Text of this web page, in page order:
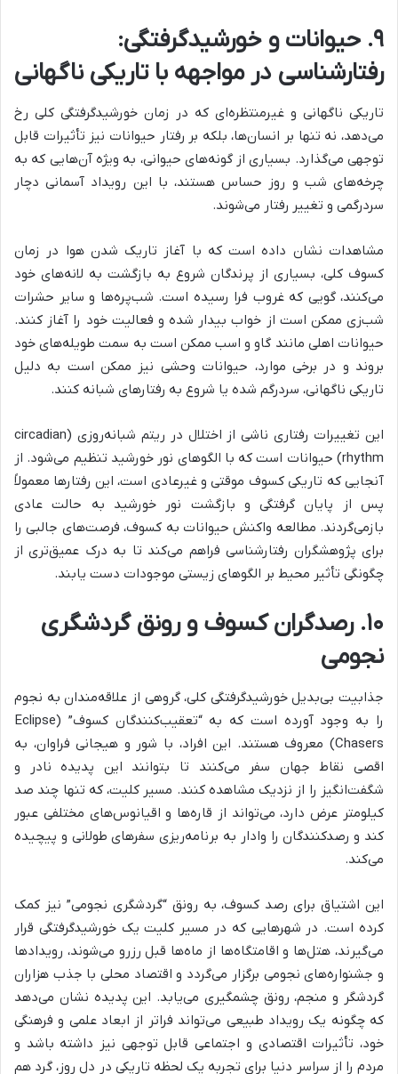
۹. حیوانات و خورشیدگرفتگی:
رفتارشناسی در مواجهه با تاریکی ناگهانی
تاریکی ناگهانی و غیرمنتظره‌ای که در زمان خورشیدگرفتگی کلی رخ
می‌دهد، نه تنها بر انسان‌ها، بلکه بر رفتار حیوانات نیز تأثیرات قابل
توجهی می‌گذارد. بسیاری از گونه‌های حیوانی، به ویژه آن‌هایی که به
چرخه‌های شب و روز حساس هستند، با این رویداد آسمانی دچار
سردرگمی و تغییر رفتار می‌شوند.
مشاهدات نشان داده است که با آغاز تاریک شدن هوا در زمان
کسوف کلی، بسیاری از پرندگان شروع به بازگشت به لانه‌های خود
می‌کنند، گویی که غروب فرا رسیده است. شب‌پره‌ها و سایر حشرات
شب‌زی ممکن است از خواب بیدار شده و فعالیت خود را آغاز کنند.
حیوانات اهلی مانند گاو و اسب ممکن است به سمت طویله‌های خود
بروند و در برخی موارد، حیوانات وحشی نیز ممکن است به دلیل
تاریکی ناگهانی، سردرگم شده یا شروع به رفتارهای شبانه کنند.
این تغییرات رفتاری ناشی از اختلال در ریتم شبانه‌روزی (circadian
rhythm) حیوانات است که با الگوهای نور خورشید تنظیم می‌شود. از
آنجایی که تاریکی کسوف موقتی و غیرعادی است، این رفتارها معمولاً
پس از پایان گرفتگی و بازگشت نور خورشید به حالت عادی
بازمی‌گردند. مطالعه واکنش حیوانات به کسوف، فرصت‌های جالبی را
برای پژوهشگران رفتارشناسی فراهم می‌کند تا به درک عمیق‌تری از
چگونگی تأثیر محیط بر الگوهای زیستی موجودات دست یابند.
۱۰. رصدگران کسوف و رونق گردشگری
نجومی
جذابیت بی‌بدیل خورشیدگرفتگی کلی، گروهی از علاقه‌مندان به نجوم
را به وجود آورده است که به “تعقیب‌کنندگان کسوف” (Eclipse
Chasers) معروف هستند. این افراد، با شور و هیجانی فراوان، به
اقصی نقاط جهان سفر می‌کنند تا بتوانند این پدیده نادر و
شگفت‌انگیز را از نزدیک مشاهده کنند. مسیر کلیت، که تنها چند صد
کیلومتر عرض دارد، می‌تواند از قاره‌ها و اقیانوس‌های مختلفی عبور
کند و رصدکنندگان را وادار به برنامه‌ریزی سفرهای طولانی و پیچیده
می‌کند.
این اشتیاق برای رصد کسوف، به رونق “گردشگری نجومی” نیز کمک
کرده است. در شهرهایی که در مسیر کلیت یک خورشیدگرفتگی قرار
می‌گیرند، هتل‌ها و اقامتگاه‌ها از ماه‌ها قبل رزرو می‌شوند، رویدادها
و جشنواره‌های نجومی برگزار می‌گردد و اقتصاد محلی با جذب هزاران
گردشگر و منجم، رونق چشمگیری می‌یابد. این پدیده نشان می‌دهد
که چگونه یک رویداد طبیعی می‌تواند فراتر از ابعاد علمی و فرهنگی
خود، تأثیرات اقتصادی و اجتماعی قابل توجهی نیز داشته باشد و
مردم را از سراسر دنیا برای تجربه یک لحظه تاریکی در دل روز، گرد هم